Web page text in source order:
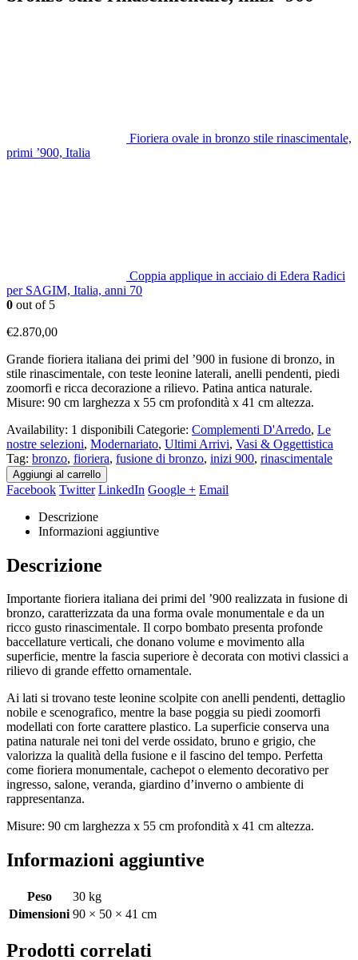
Fioriera ovale in bronzo stile rinascimentale,
primi ’900, Italia
Coppia applique in acciaio di Edera Radici
per SAGIM, Italia, anni 70
0 out of 5
€2.870,00
Grande fioriera italiana dei primi del ’900 in fusione di bronzo, in
stile rinascimentale, con teste leonine laterali, anelli pendenti, piedi
zoomorfi e ricca decorazione a rilievo. Patina antica naturale.
Misure: 90 cm larghezza x 55 cm profondità x 41 cm altezza.
Availability: 1 disponibili Categorie: Complementi D'Arredo, Le
nostre selezioni, Modernariato, Ultimi Arrivi, Vasi & Oggettistica
Tag: bronzo, fioriera, fusione di bronzo, inizi 900, rinascimentale
Aggiungi al carrello
Facebook Twitter LinkedIn Google + Email
Descrizione
Informazioni aggiuntive
Descrizione
Importante fioriera italiana dei primi del ’900 realizzata in fusione di
bronzo, caratterizzata da una forma ovale monumentale e da un
ricco gusto rinascimentale. Il corpo bombato presenta profonde
baccellature verticali, che donano volume e movimento alla
superficie, mentre la fascia superiore è decorata con motivi classici a
rilievo di grande effetto ornamentale.
Ai lati si trovano teste leonine scolpite con anelli pendenti, dettaglio
nobile e scenografico, mentre la base poggia su piedi zoomorfi
modellati con forte carattere plastico. La superficie conserva una
patina naturale nei toni del verde ossidato, bruno e grigio, che
valorizza la qualità della fusione e il fascino del tempo. Perfetta
come fioriera monumentale, cachepot o elemento decorativo per
ingresso, salone, veranda, giardino d’inverno o ambiente di
rappresentanza.
Misure: 90 cm larghezza x 55 cm profondità x 41 cm altezza.
Informazioni aggiuntive
Peso
30 kg
Dimensioni 90 × 50 × 41 cm
Prodotti correlati